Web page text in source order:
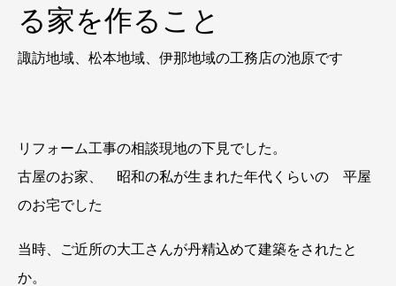
る家を作ること
諏訪地域、松本地域、伊那地域の工務店の池原です
リフォーム工事の相談現地の下見でした。
古屋のお家、 昭和の私が生まれた年代くらいの 平屋
のお宅でした
当時、ご近所の大工さんが丹精込めて建築をされたと
か。